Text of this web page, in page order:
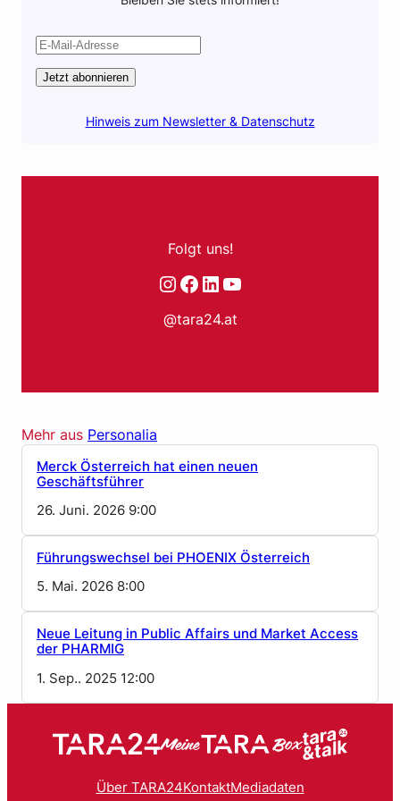
Jetzt abonnieren
Hinweis zum Newsletter & Datenschutz
Folgt uns!
Instagram
Facebook
LinkedIn
YouTube
@tara24.at
Mehr aus Personalia
Merck Österreich hat einen neuen
Geschäftsführer
26. Juni. 2026 9:00
Führungswechsel bei PHOENIX Österreich
5. Mai. 2026 8:00
Neue Leitung in Public Affairs und Market Access
der PHARMIG
1. Sep.. 2025 12:00
Über TARA24KontaktMediadaten